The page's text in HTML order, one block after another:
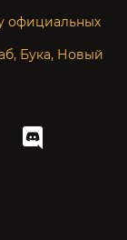
официальных
Бука, Новый